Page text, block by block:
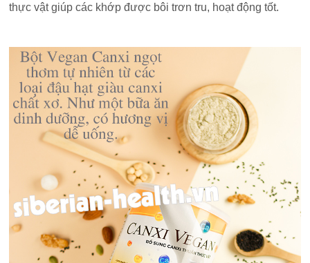
thực vật giúp các khớp được bôi trơn tru, hoạt động tốt.